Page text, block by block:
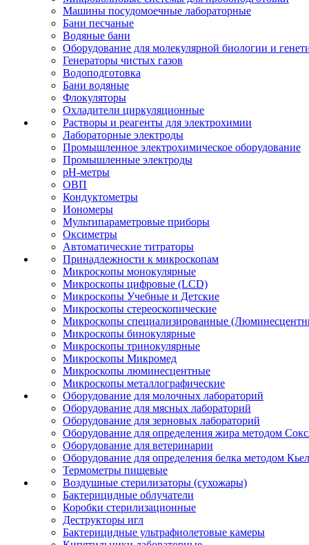
Машины посудомоечные лабораторные
Бани песчаные
Водяные бани
Оборудование для молекулярной биологии и
Генераторы чистых газов
Водоподготовка
Бани водяные
Флокуляторы
Охладители циркуляционные
Растворы и реагенты для электрохимии
Лабораторные электроды
Промышленное электрохимическое оборудование
Промышленные электроды
pH-метры
ОВП
Кондуктометры
Иономеры
Мультипараметровые приборы
Оксиметры
Автоматические титраторы
Принадлежности к микроскопам
Микроскопы монокулярные
Микроскопы цифровые (LCD)
Микроскопы Учебные и Детские
Микроскопы стереоскопические
Микроскопы специализированные
Микроскопы бинокулярные
Микроскопы тринокулярные
Микроскопы Микромед
Микроскопы люминесцентные
Микроскопы металлографические
Оборудование для молочных лабораторий
Оборудование для мясных лабораторий
Оборудование для зерновых лабораторий
Оборудование для определения жира методом
Оборудование для ветеринарии
Оборудование для определения белка методом
Термометры пищевые
Воздушные стерилизаторы (сухожары)
Бактерицидные облучатели
Коробки стерилизационные
Деструкторы игл
Бактерицидные ультрафиолетовые камеры